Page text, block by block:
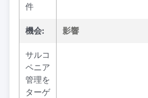
件
機会: 影響
サルコ
ペニア
管理を
ターゲ